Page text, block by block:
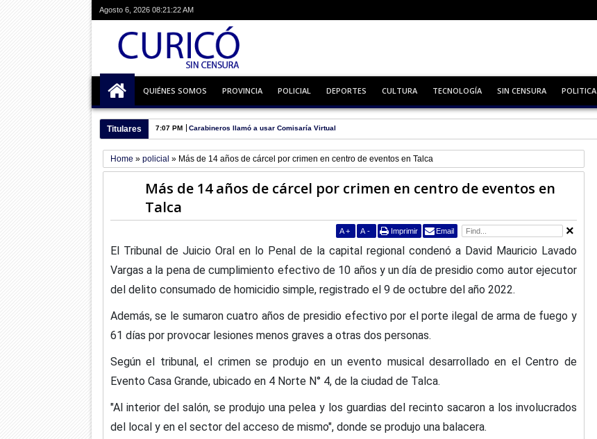
Agosto 6, 2026 08:21:23 AM
QUIÉNES SOMOS PROVINCIA POLICIAL DEPORTES CULTURA TECNOLOGÍA SIN CENSURA POLITICA
Titulares 6:55 PM Escuela busca alumnos para primero básico
Home » policial » Más de 14 años de cárcel por crimen en centro de eventos en Talca
Más de 14 años de cárcel por crimen en centro de eventos en
Talca
A + A - Imprimir Email
El Tribunal de Juicio Oral en lo Penal de la capital regional condenó a David Mauricio Lavado
Vargas a la pena de cumplimiento efectivo de 10 años y un día de presidio como autor ejecutor
del delito consumado de homicidio simple, registrado el 9 de octubre del año 2022.
Además, se le sumaron cuatro años de presidio efectivo por el porte ilegal de arma de fuego y
61 días por provocar lesiones menos graves a otras dos personas.
Según el tribunal, el crimen se produjo en un evento musical desarrollado en el Centro de
Evento Casa Grande, ubicado en 4 Norte N° 4, de la ciudad de Talca.
"Al interior del salón, se produjo una pelea y los guardias del recinto sacaron a los involucrados
del local y en el sector del acceso de mismo", donde se produjo una balacera.